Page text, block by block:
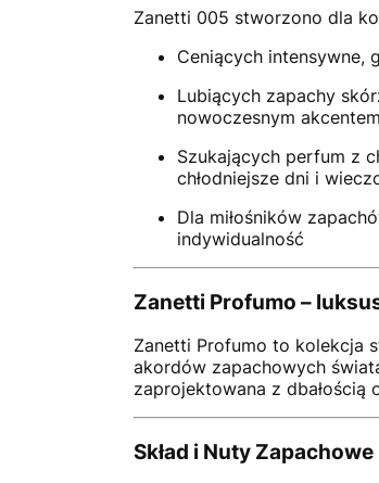
Zanetti 005 stworzono dla
Ceniących intensywne,
Lubiących zapachy
nowoczesnym akcentem
Szukających perfum z
chłodniejsze dni i
Dla miłośników
indywidualność
Zanetti Profumo –
Zanetti Profumo to kolekcja
akordów zapachowych
zaprojektowana z dbałością
Skład i Nuty Zapachowe